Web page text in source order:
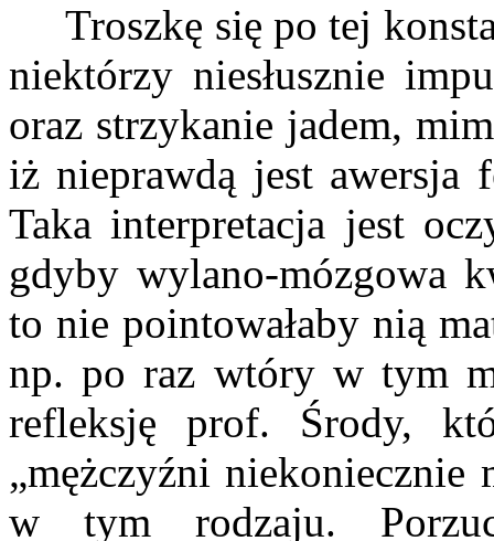
Troszkę się po tej
niektórzy niesłusznie
oraz strzykanie jadem,
iż nieprawdą jest awersja
Taka interpretacja jest
gdyby wylano-mózgowa
to nie pointowałaby nią
np. po raz wtóry w tym
refleksję prof. Środy,
„mężczyźni niekoniecznie
w tym rodzaju.